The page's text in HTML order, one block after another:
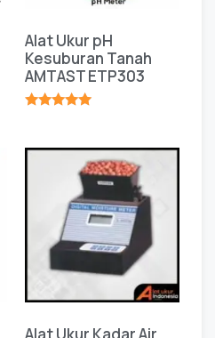
Alat Ukur pH
Kesuburan Tanah
AMTAST ETP303
Alat Ukur Kadar Air